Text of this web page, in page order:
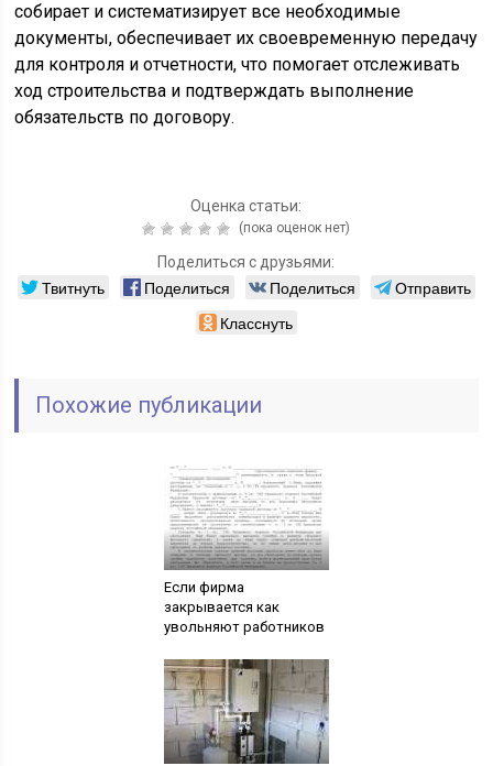
собирает и систематизирует все необходимые
документы, обеспечивает их своевременную передачу
для контроля и отчетности, что помогает отслеживать
ход строительства и подтверждать выполнение
обязательств по договору.
Оценка статьи:
(пока оценок нет)
Поделиться с друзьями:
Твитнуть Поделиться Поделиться
Отправить
Класснуть
Похожие публикации
Если фирма
закрывается как
увольняют работников